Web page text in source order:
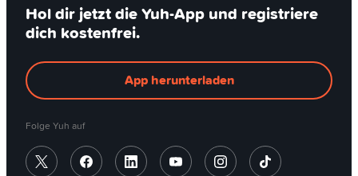
Hol dir jetzt die Yuh-App und registriere
dich kostenfrei.
App herunterladen
Folge Yuh auf